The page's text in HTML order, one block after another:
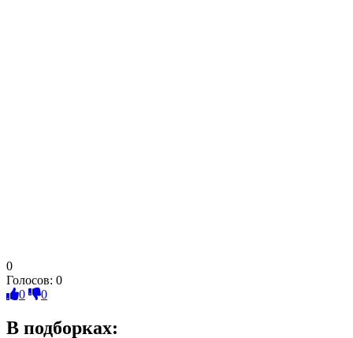
0
Голосов: 0
0
0
В подборках: